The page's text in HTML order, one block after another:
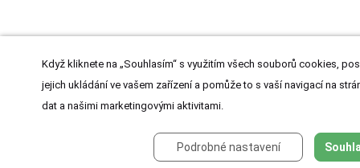
Když kliknete na „Souhlasím“ s využitím všech souborů cookies,
jejich ukládání ve vašem zařízení a pomůže to s vaší navigací na
dat a našimi marketingovými aktivitami.
Podrobné nastavení